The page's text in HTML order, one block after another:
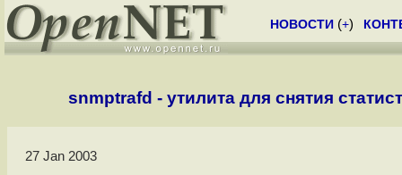
НОВОСТИ (+)
snmptrafd - утилита для снятия
27 Jan 2003